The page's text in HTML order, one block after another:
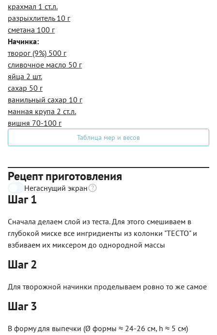
крахмал 1 ст.л.
разрыхлитель 10 г
сметана 100 г
Начинка:
творог (9%) 500 г
сливочное масло 50 г
яйца 2 шт.
сахар 50 г
ванильный сахар 10 г
манная крупа 2 ст.л.
вишня 70-100 г
Таблица мер и весов
Рецепт приготовления
Негаснущий экран
Шаг 1
Сначала делаем слой из теста. Для этого смешиваем в
глубокой миске все ингридиенты из колонки "ТЕСТО" и
взбиваем их миксером до однородной массы
Шаг 2
Для творожной начинки проделываем ровно то же самое
Шаг 3
В форму для выпечки (Ø формы ≈ 24-26 см, h ≈ 5 см)